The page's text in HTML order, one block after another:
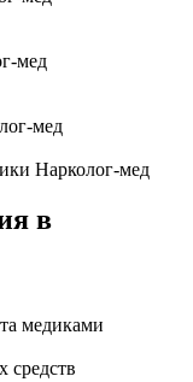
в
медиками
средств